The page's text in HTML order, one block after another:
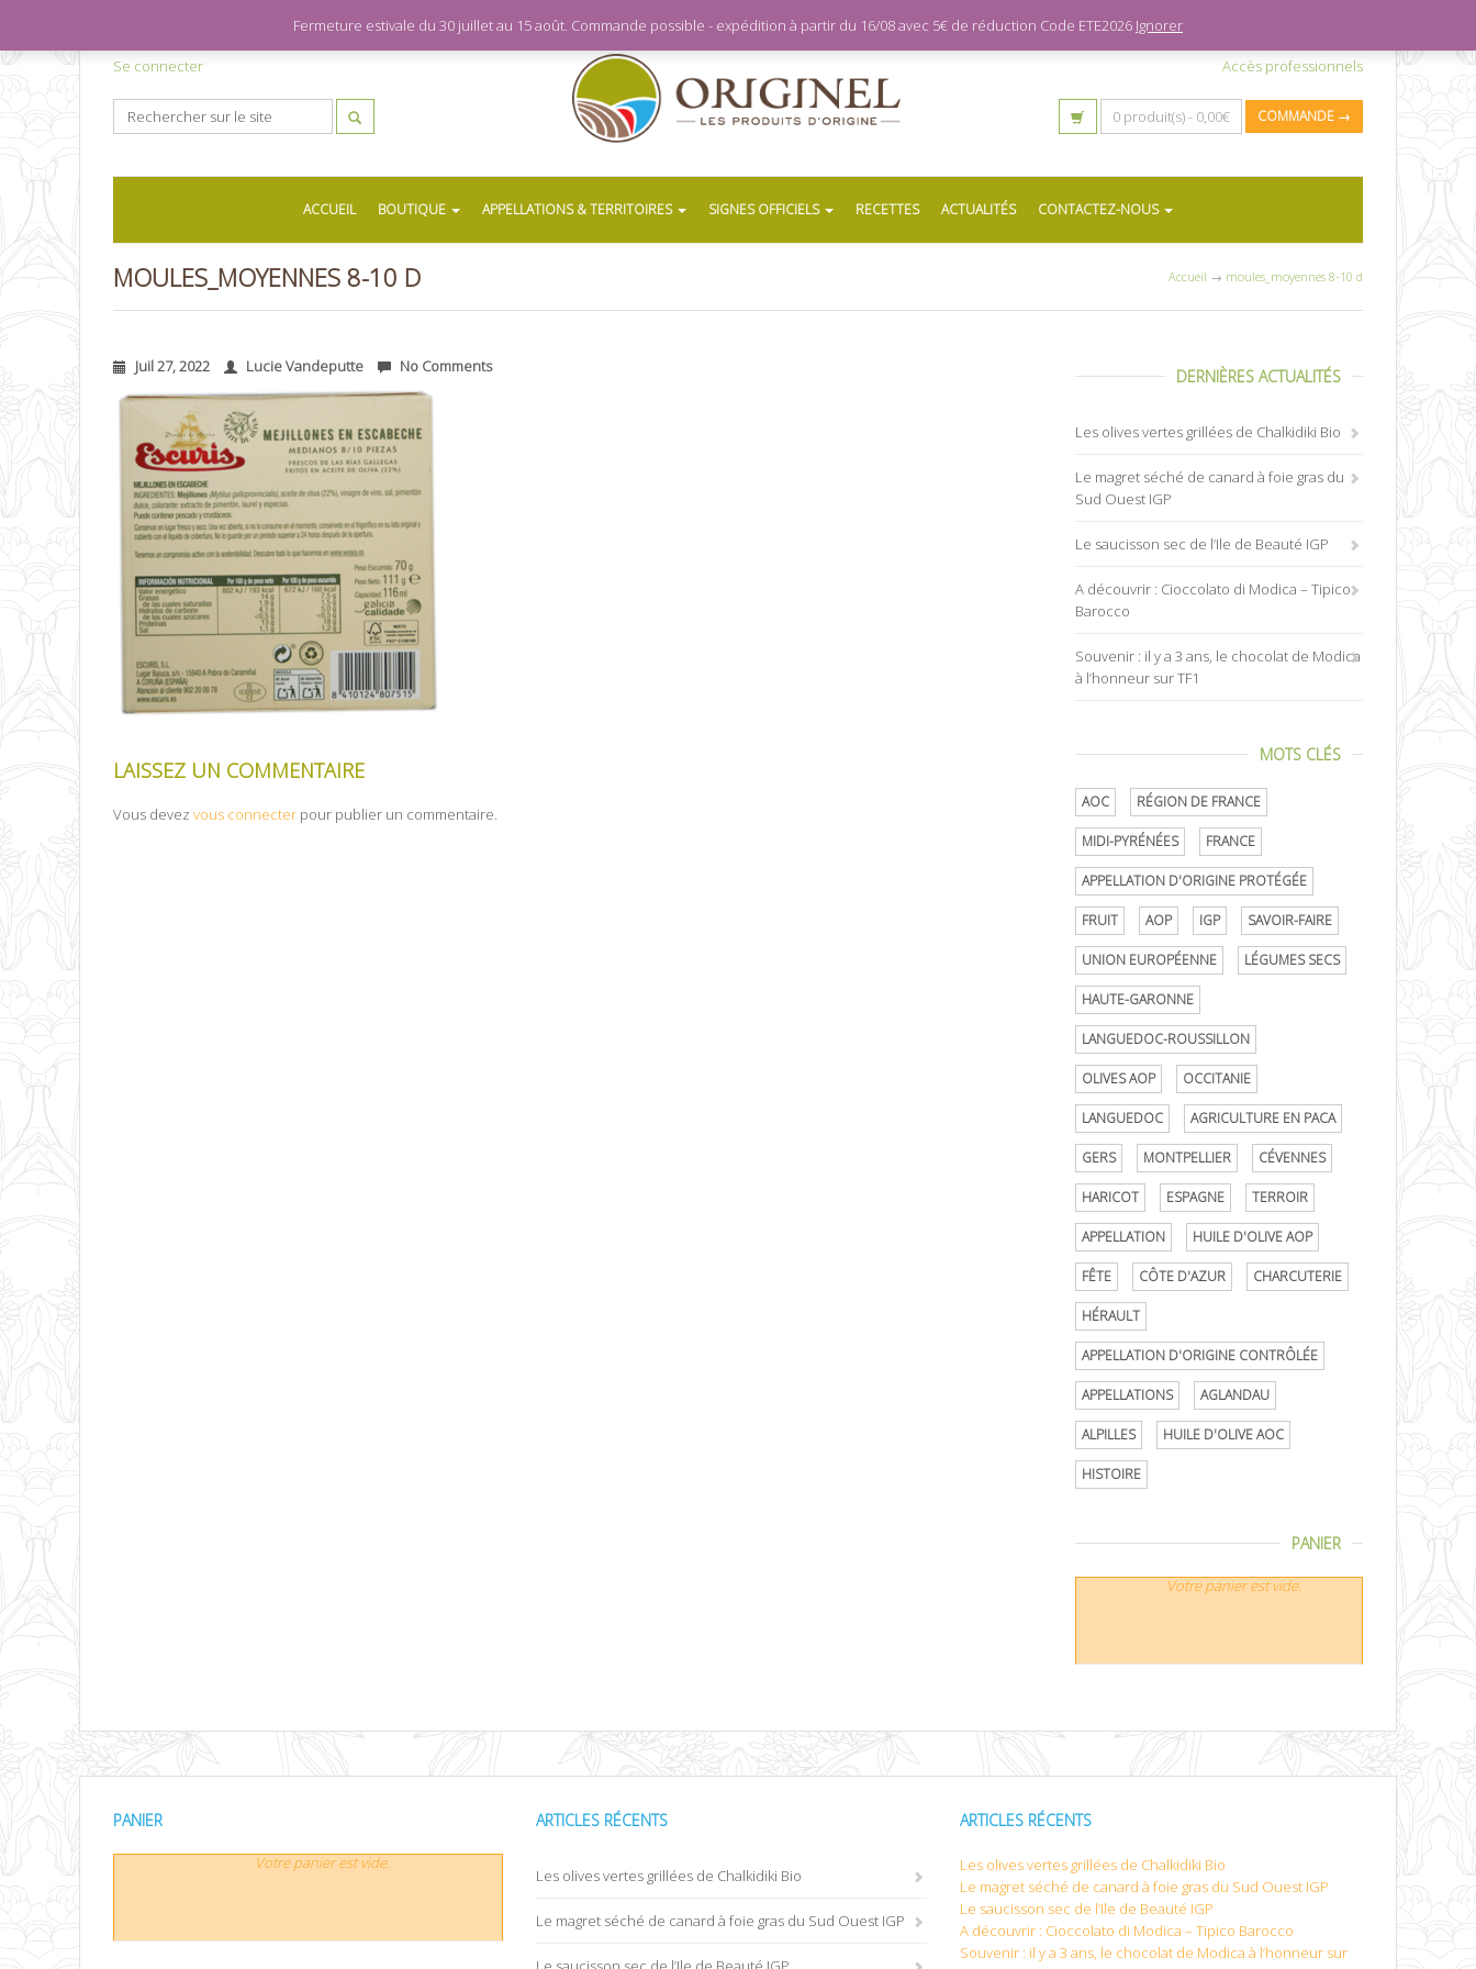
Se connecter Accès professionnels
0 produit(s) - 0,00€ COMMANDE →
ACCUEIL BOUTIQUE APPELLATIONS & TERRITOIRES SIGNES OFFICIELS RECETTES ACTUALITÉS CONTACTEZ-NOUS
MOULES_MOYENNES 8-10 D Accueil → moules_moyennes 8-10 d
Juil 27, 2022 Lucie Vandeputte No Comments
LAISSEZ UN COMMENTAIRE
Vous devez vous connecter pour publier un commentaire.
DERNIÈRES ACTUALITÉS
Les olives vertes grillées de Chalkidiki Bio
Le magret séché de canard à foie gras du
Sud Ouest IGP
Le saucisson sec de l’Ile de Beauté IGP
A découvrir : Cioccolato di Modica – Tipico
Barocco
Souvenir : il y a 3 ans, le chocolat de Modica
à l’honneur sur TF1
MOTS CLÉS
AOC RÉGION DE FRANCE
MIDI-PYRÉNÉES FRANCE
APPELLATION D'ORIGINE PROTÉGÉE
FRUIT AOP IGP SAVOIR-FAIRE
UNION EUROPÉENNE LÉGUMES SECS
HAUTE-GARONNE
LANGUEDOC-ROUSSILLON
OLIVES AOP OCCITANIE
LANGUEDOC AGRICULTURE EN PACA
GERS MONTPELLIER CÉVENNES
HARICOT ESPAGNE TERROIR
APPELLATION HUILE D'OLIVE AOP
FÊTE CÔTE D'AZUR CHARCUTERIE
HÉRAULT
APPELLATION D'ORIGINE CONTRÔLÉE
APPELLATIONS AGLANDAU
ALPILLES HUILE D'OLIVE AOC
HISTOIRE
PANIER
Votre panier est vide.
PANIER
Votre panier est vide.
ARTICLES RÉCENTS
Les olives vertes grillées de Chalkidiki Bio
Le magret séché de canard à foie gras du Sud Ouest IGP
ARTICLES RÉCENTS
Les olives vertes grillées de Chalkidiki Bio
Le magret séché de canard à foie gras du Sud Ouest IGP
Le saucisson sec de l’Ile de Beauté IGP
A découvrir : Cioccolato di Modica – Tipico Barocco
Souvenir : il y a 3 ans, le chocolat de Modica à l’honneur sur
Fermeture estivale du 30 juillet au 15 août. Commande possible - expédition à partir du 16/08 avec 5€ de réduction Code ETE2026 Ignorer